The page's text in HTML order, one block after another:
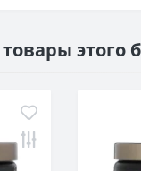
этого